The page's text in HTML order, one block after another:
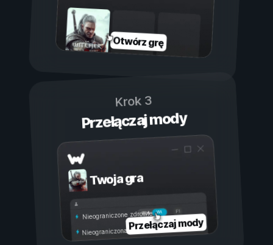
Otwórz grę
Krok 3
Przełączaj mody
Twoja gra
Wł.
Wył.
Nieograniczone zdrowie
Nieograniczona wytrzymałość
Przełączaj mody